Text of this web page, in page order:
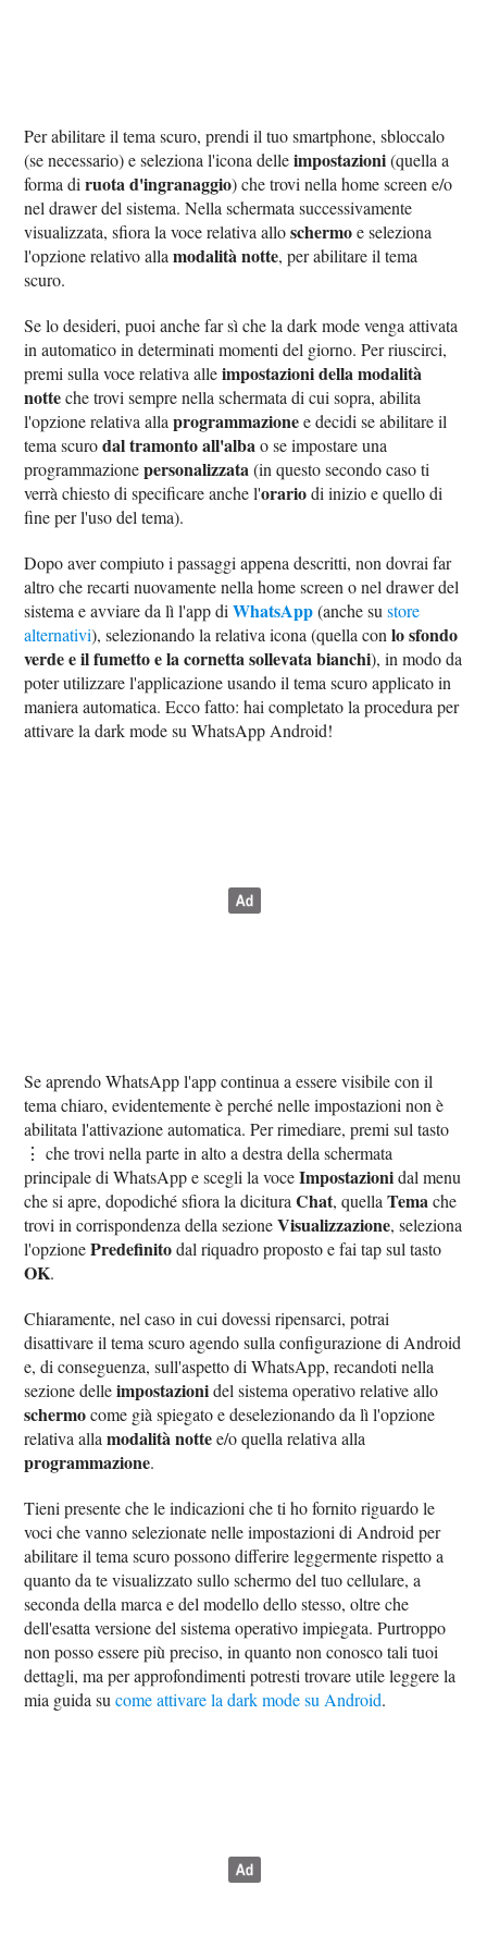
Per abilitare il tema scuro, prendi il tuo smartphone, sbloccalo
(se necessario) e seleziona l'icona delleimpostazioni(quella a
forma diruota d'ingranaggio) che trovi nella home screen e/o
nel drawer del sistema. Nella schermata successivamente
visualizzata, sfiora la voce relativa alloschermoe seleziona
l'opzione relativo allamodalità notte, per abilitare il tema
scuro.
Se lo desideri, puoi anche far sì che la dark mode venga attivata
in automatico in determinati momenti del giorno. Per riuscirci,
premi sulla voce relativa alleimpostazioni della modalità
notteche trovi sempre nella schermata di cui sopra, abilita
l'opzione relativa allaprogrammazionee decidi se abilitare il
tema scurodal tramonto all'albao se impostare una
programmazionepersonalizzata(in questo secondo caso ti
verrà chiesto di specificare anche l'orariodi inizio e quello di
fine per l'uso del tema).
Dopo aver compiuto i passaggi appena descritti, non dovrai far
altro che recarti nuovamente nella home screen o nel drawer del
sistema e avviare da lì l'app diWhatsApp (anche sustore
alternativi), selezionando la relativa icona (quella conlo sfondo
verde e il fumetto e la cornetta sollevata bianchi), in modo da
poter utilizzare l'applicazione usando il tema scuro applicato in
maniera automatica. Ecco fatto: hai completato la procedura per
attivare la dark mode su WhatsApp Android!
Se aprendo WhatsApp l'app continua a essere visibile con il
tema chiaro, evidentemente è perché nelle impostazioni non è
abilitata l'attivazione automatica. Per rimediare, premi sul tasto
⋮ che trovi nella parte in alto a destra della schermata
principale di WhatsApp e scegli la voceImpostazionidal menu
che si apre, dopodiché sfiora la dicituraChat, quellaTemache
trovi in corrispondenza della sezioneVisualizzazione, seleziona
l'opzionePredefinitodal riquadro proposto e fai tap sul tasto
OK.
Chiaramente, nel caso in cui dovessi ripensarci, potrai
disattivare il tema scuro agendo sulla configurazione di Android
e, di conseguenza, sull'aspetto di WhatsApp, recandoti nella
sezione delleimpostazionidel sistema operativo relative allo
schermocome già spiegato e deselezionando da lì l'opzione
relativa allamodalità nottee/o quella relativa alla
programmazione.
Tieni presente che le indicazioni che ti ho fornito riguardo le
voci che vanno selezionate nelle impostazioni di Android per
abilitare il tema scuro possono differire leggermente rispetto a
quanto da te visualizzato sullo schermo del tuo cellulare, a
seconda della marca e del modello dello stesso, oltre che
dell'esatta versione del sistema operativo impiegata. Purtroppo
non posso essere più preciso, in quanto non conosco tali tuoi
dettagli, ma per approfondimenti potresti trovare utile leggere la
mia guida sucome attivare la dark mode su Android.